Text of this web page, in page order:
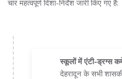
चार महत्वपूर्ण दिशा-निर्देश जारी किए गए हैं:
स्कूलों में एंटी-ड्रग्स
देहरादून के सभी